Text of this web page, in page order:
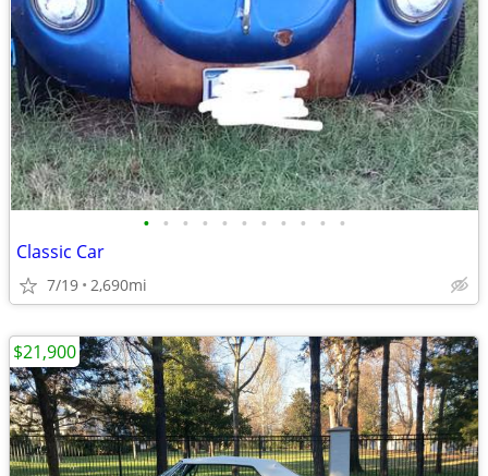
• • • • • • • • • • •
Classic Car
7/19 2,690mi
$21,900